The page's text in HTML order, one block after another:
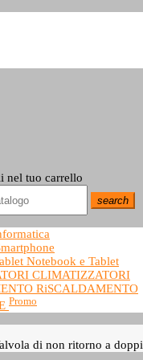
nel tuo carrello
search
Notebook e Tablet
CLIMATIZZATORI
RiSCALDAMENTO
Promo
di non ritorno a